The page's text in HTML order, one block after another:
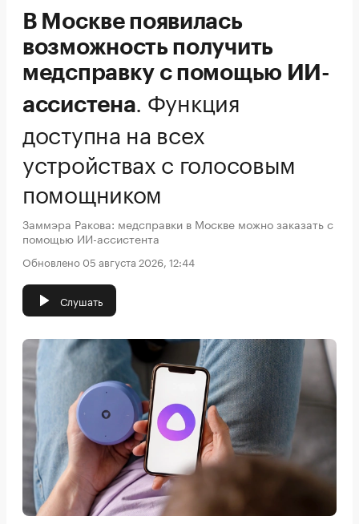
В Москве появилась
возможность получить
медсправку с помощью ИИ-
ассистена. Функция
доступна на всех
устройствах с голосовым
помощником
Заммэра Ракова: медсправки в Москве можно заказать с
помощью ИИ-ассистента
Обновлено 05 августа 2026, 12:44
Слушать